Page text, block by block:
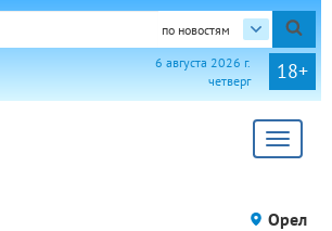
по новостям
18+
6 августа 2026 г.
четверг
Toggle
Орел